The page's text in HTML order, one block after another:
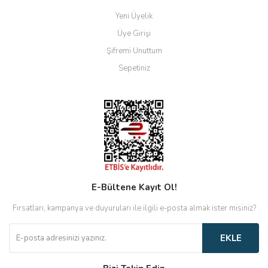
Yeni Üyelik
Üye Girişi
Şifremi Unuttum
Sepetiniz
E-Bültene Kayıt Ol!
Fırsatları, kampanya ve duyuruları ile ilgili e-posta almak ister misiniz?
EKLE